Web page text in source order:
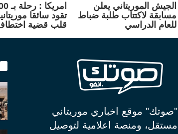
الجيش الموريتاني يعلن
مسابقة لاكتتاب طلبة ضباط
للعام الدراسي
تقود سائقا
قلب قضية
"صوتك" موقع اخباري موريتاني
مستقل، ومنصة اعلامية لتوصيل